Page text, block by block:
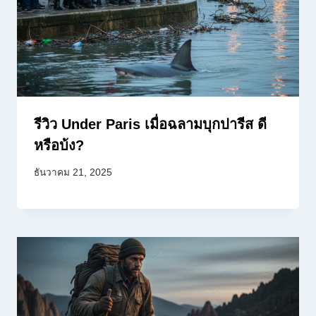
รีวิว Under Paris เมื่อฉลามบุกปารีส ดี
หรือบ้ง?
ธันวาคม 21, 2025